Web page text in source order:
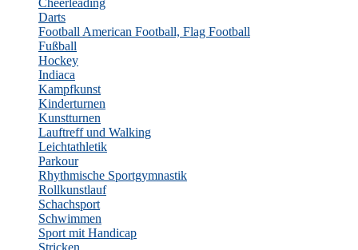
Cheerleading
Darts
Football American Football, Flag Football
Fußball
Hockey
Indiaca
Kampfkunst
Kinderturnen
Kunstturnen
Lauftreff und Walking
Leichtathletik
Parkour
Rhythmische Sportgymnastik
Rollkunstlauf
Schachsport
Schwimmen
Sport mit Handicap
Stricken